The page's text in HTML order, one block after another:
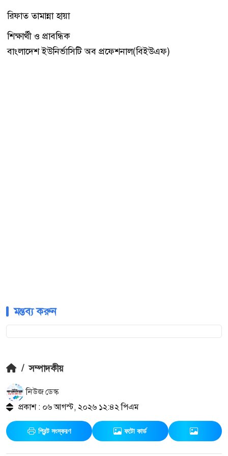
রিফাত তামান্না হায়া
শিক্ষার্থী ও প্রাবন্ধিক
বাংলাদেশ ইউনির্ভাসিটি অব প্রফেশনাল(বিইউএফ)
মন্তব্য করুন
/ সম্পাদকীয়
নিউজ ডেস্ক
প্রকাশ : ০৬ আগস্ট, ২০২৬ ১২:৪২ পিএম
প্রিন্ট সংস্করণ ফটো কার্ড